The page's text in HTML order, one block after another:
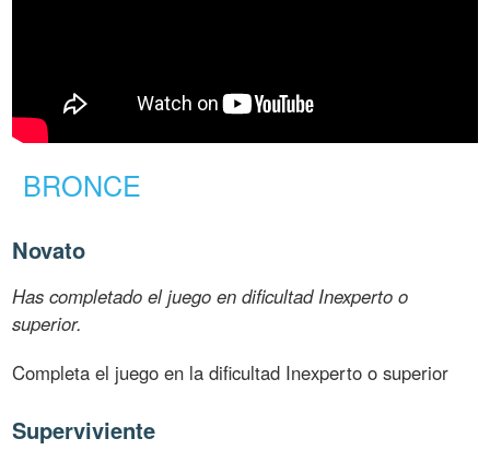
BRONCE
Novato
Has completado el juego en dificultad Inexperto o
superior.
Completa el juego en la dificultad Inexperto o superior
Superviviente